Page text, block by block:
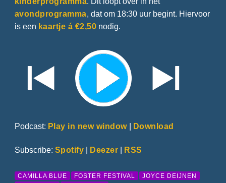
avondprogramma, dat om 18:30 uur begint. Hiervoor
is een kaartje á €2,50 nodig.
Podcast: Play in new window| Download
Subscribe: Spotify | Deezer | RSS
CAMILLA BLUE FOSTER FESTIVAL
JOYCE DEIJNEN